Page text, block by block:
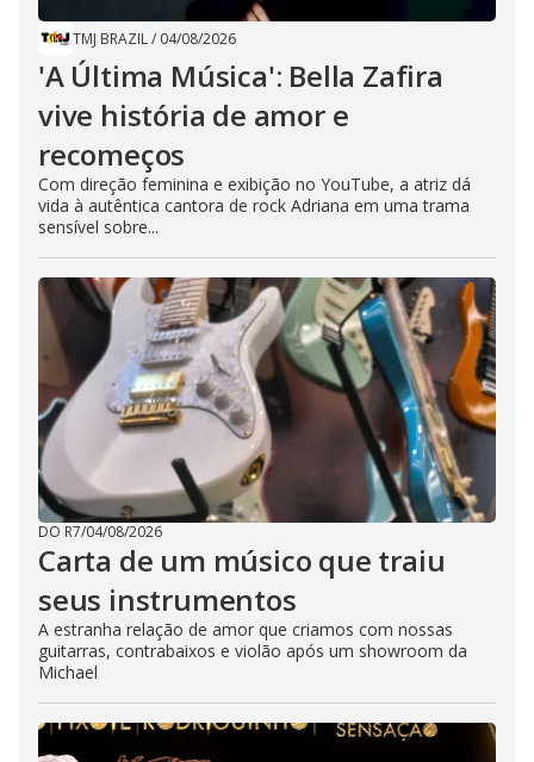
TMJ BRAZIL/ 04/08/2026
'A Última Música': Bella Zafira
vive história de amor e
recomeços
Com direção feminina e exibição no YouTube, a atriz dá
vida à autêntica cantora de rock Adriana em uma trama
sensível sobre...
DO R7/04/08/2026
Carta de um músico que traiu
seus instrumentos
A estranha relação de amor que criamos com nossas
guitarras, contrabaixos e violão após um showroom da
Michael